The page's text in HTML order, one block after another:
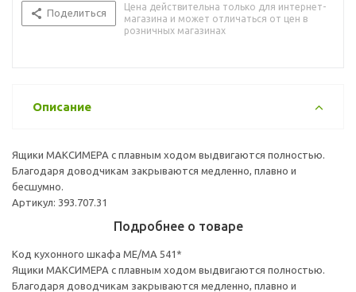
Поделиться
Цена действительна только для интернет-
магазина и может отличаться от цен в
розничных магазинах
Описание
Ящики МАКСИМЕРА с плавным ходом выдвигаются полностью.
Благодаря доводчикам закрываются медленно, плавно и
бесшумно.
Артикул: 393.707.31
Подробнее о товаре
Код кухонного шкафа ME/MA 541*
Ящики МАКСИМЕРА с плавным ходом выдвигаются полностью.
Благодаря доводчикам закрываются медленно, плавно и